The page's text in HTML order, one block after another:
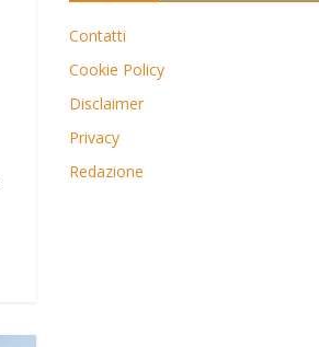
Contatti
Cookie Policy
Disclaimer
Privacy
Redazione